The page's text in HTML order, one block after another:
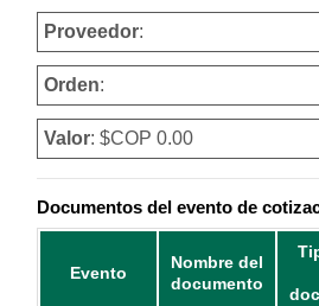
Proveedor:
Orden:
Valor: $COP 0.00
Documentos del evento de
Evento
Nombre del
documento